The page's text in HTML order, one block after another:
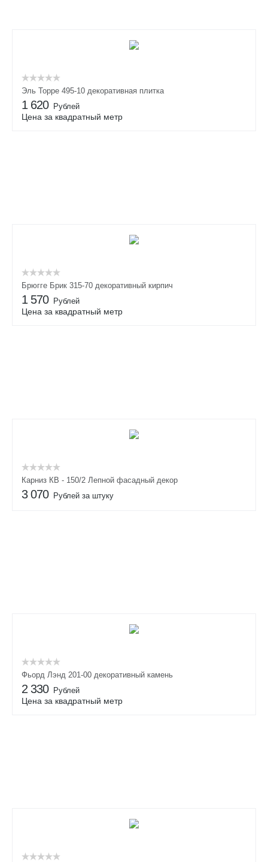
Эль Торре 495-10 декоративная плитка
1 620 Рублей
Цена за квадратный метр
Брюгге Брик 315-70 декоративный кирпич
1 570 Рублей
Цена за квадратный метр
Карниз КВ - 150/2 Лепной фасадный декор
3 070 Рублей за штуку
Фьорд Лэнд 201-00 декоративный камень
2 330 Рублей
Цена за квадратный метр